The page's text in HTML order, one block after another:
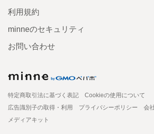
利用規約
minneのセキュリティ
お問い合わせ
特定商取引法に基づく表記
Cookieの使用について
広告識別子の取得・利用
プライバシーポリシー 会
メディアキット